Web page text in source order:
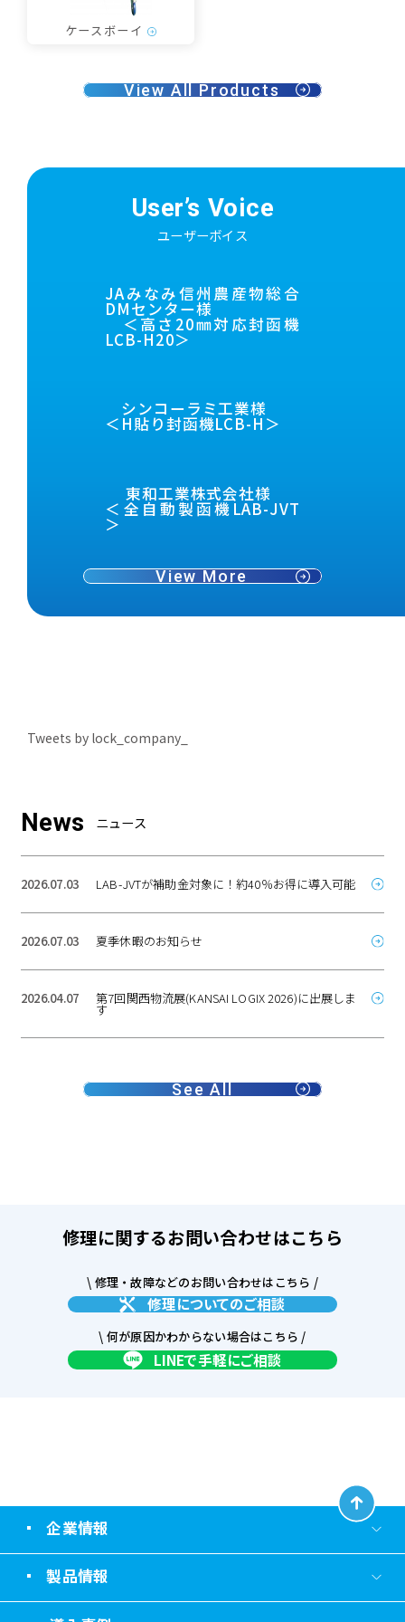
ケースボーイ
View All Products
User’s Voice
ユーザーボイス
JAみなみ信州農産物総合
DMセンター様
＜高さ20㎜対応封函機
LCB-H20＞
シンコーラミ工業様
＜H貼り封函機LCB-H＞
東和工業株式会社様
＜全自動製函機LAB-JVT
＞
View More
News ニュース
2026.07.03 LAB-JVTが補助金対象に！約40％お得に導入可能
2026.07.03 夏季休暇のお知らせ
2026.04.07 第7回関西物流展(KANSAI LOGIX 2026)に出展しま
す
See All
Tweets by lock_company_
修理に関するお問い合わせはこちら
\ 修理・故障などのお問い合わせはこちら /
修理についてのご相談
\ 何が原因かわからない場合はこちら /
LINEで手軽にご相談
企業情報
製品情報